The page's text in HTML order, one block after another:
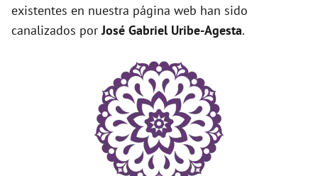
existentes en nuestra página web han sido
canalizados porJosé Gabriel Uribe-Agesta.